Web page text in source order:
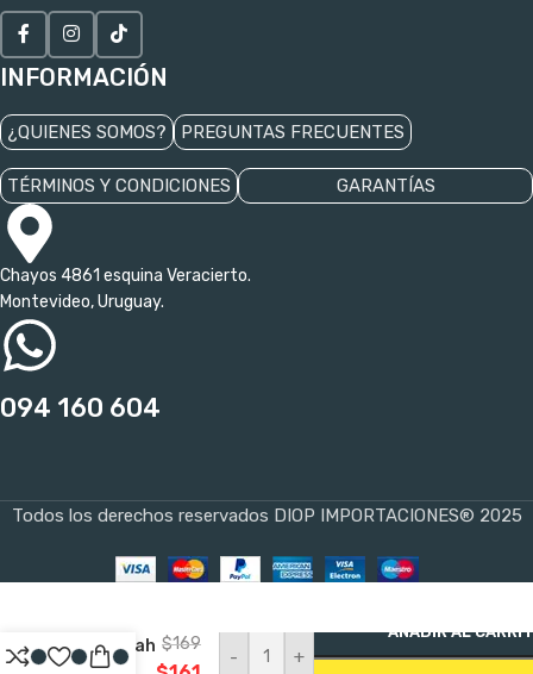
INFORMACIÓN
¿QUIENES SOMOS? PREGUNTAS FRECUENTES
TÉRMINOS Y CONDICIONES GARANTÍAS
Chayos 4861 esquina Veracierto.
Montevideo, Uruguay.
094 160 604
Todos los derechos reservados DIOP IMPORTACIONES® 2025
1300mah
Para
$169
- +
AÑADIR AL